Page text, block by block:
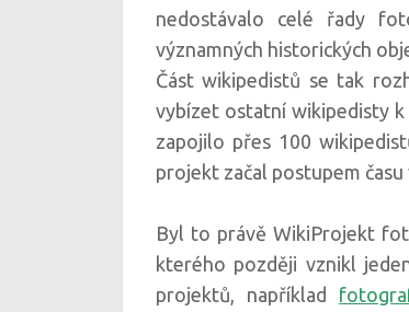
nedostávalo celé řady
významných historických
Část wikipedistů se tak
vybízet ostatní wikipedisty k
zapojilo přes 100
projekt začal postupem
Byl to právě WikiProjekt
kterého později vznikl
projektů, například